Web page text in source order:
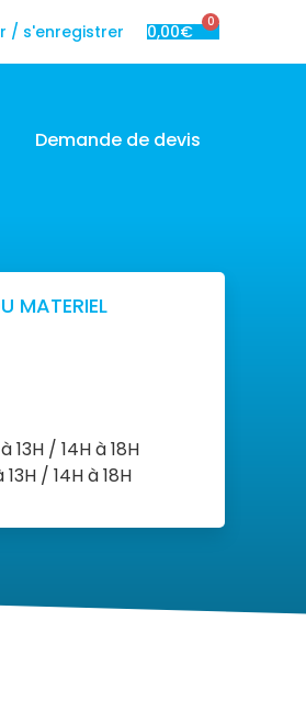
/ s'enregistrer 0,00€ 0
Demande de devis
MATERIEL
13H / 14H à 18H
/ 14H à 18H